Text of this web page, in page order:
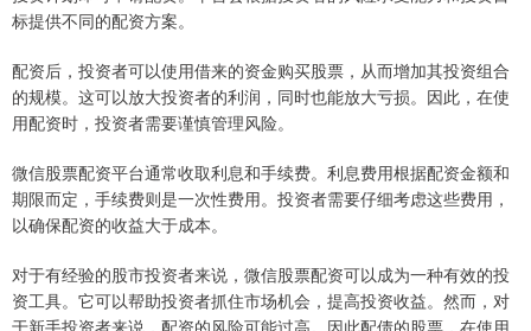
标提供不同的配资方案。
配资后，投资者可以使用借来的资金购买股票，从而增加其投资组合
的规模。这可以放大投资者的利润，同时也能放大亏损。因此，在使
用配资时，投资者需要谨慎管理风险。
微信股票配资平台通常收取利息和手续费。利息费用根据配资金额和
期限而定，手续费则是一次性费用。投资者需要仔细考虑这些费用，
以确保配资的收益大于成本。
对于有经验的股市投资者来说，微信股票配资可以成为一种有效的投
资工具。它可以帮助投资者抓住市场机会，提高投资收益。然而，对